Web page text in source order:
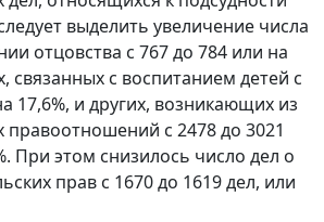
выделить увеличение числа
отцовства с 767 до 784 или на
связанных с воспитанием детей с
17,6%, и других, возникающих из
с 2478 до 3021
При этом снизилось число дел о
прав с 1670 до 1619 дел, или